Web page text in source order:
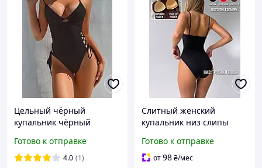
Цельный чёрный
купальник чёрный
женский чёрного цвета
Готово к отправке
4.0 (1)
Слитный женский
купальник низ слипы
двойной бифлекс
слитный купальник
Готово к отправке
от98₴/мес